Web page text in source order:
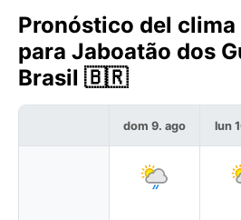
Pronóstico del clima
para Jaboatão dos
Brasil 🇧🇷
dom 9. ago lun